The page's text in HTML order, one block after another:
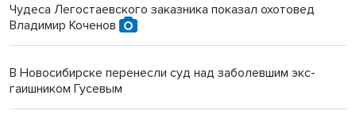
Чудеса Легостаевского заказника показал охотовед
Владимир Коченов
В Новосибирске перенесли суд над заболевшим экс-
гаишником Гусевым